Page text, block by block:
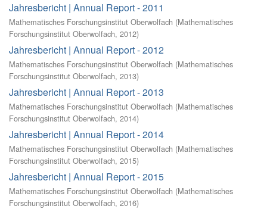
Jahresbericht | Annual Report - 2011
Mathematisches Forschungsinstitut Oberwolfach (Mathematisches
Forschungsinstitut Oberwolfach, 2012)
Jahresbericht | Annual Report - 2012
Mathematisches Forschungsinstitut Oberwolfach (Mathematisches
Forschungsinstitut Oberwolfach, 2013)
Jahresbericht | Annual Report - 2013
Mathematisches Forschungsinstitut Oberwolfach (Mathematisches
Forschungsinstitut Oberwolfach, 2014)
Jahresbericht | Annual Report - 2014
Mathematisches Forschungsinstitut Oberwolfach (Mathematisches
Forschungsinstitut Oberwolfach, 2015)
Jahresbericht | Annual Report - 2015
Mathematisches Forschungsinstitut Oberwolfach (Mathematisches
Forschungsinstitut Oberwolfach, 2016)